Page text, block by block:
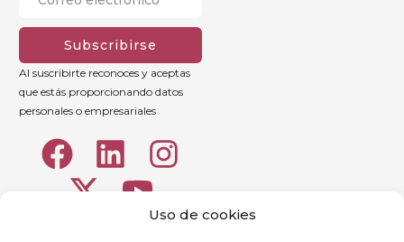
Uso de cookies
Subscribirse
Al suscribirte reconoces y aceptas
que estás proporcionando datos
personales o empresariales